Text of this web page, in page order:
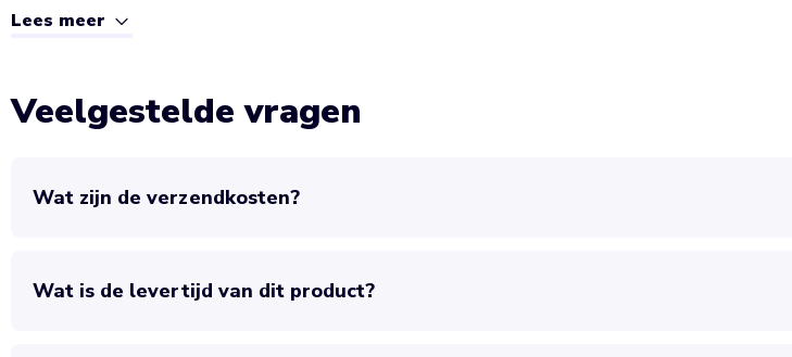
Lees meer
Veelgestelde vragen
Wat zijn de verzendkosten?
Wat is de levertijd van dit product?